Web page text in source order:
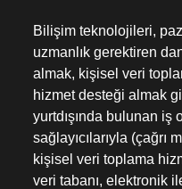
Bilişim teknolojileri,
uzmanlık gerektiren
almak, kişisel veri
hizmet desteği almak
yurtdışında bulunan iş
sağlayıcılarıyla (çağrı
kişisel veri toplama
veri tabanı, elektronik